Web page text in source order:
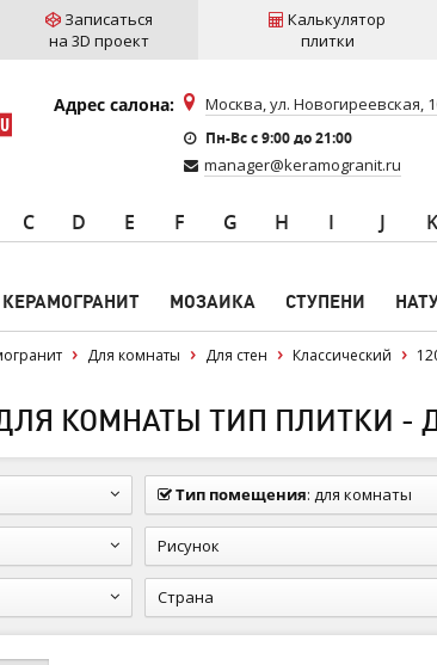
Записаться
на 3D проект
Калькулятор
плитки
Адрес салона: Москва, ул. Новогиреевская,
Пн-Вс c 9:00 до 21:00
manager@keramogranit.ru
C D E F G H I J K
КЕРАМОГРАНИТ МОЗАИКА СТУПЕНИ
Для комнаты Для стен Классический
КОМНАТЫ ТИП ПЛИТКИ -
Тип помещения: для комнаты
Рисунок
Страна